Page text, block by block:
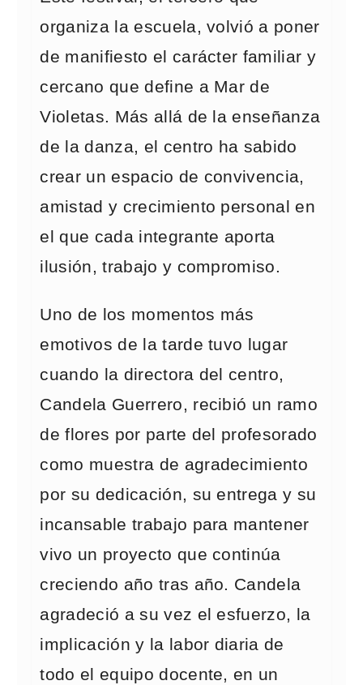
organiza la escuela, volvió a poner
de manifiesto el carácter familiar y
cercano que define a Mar de
Violetas. Más allá de la enseñanza
de la danza, el centro ha sabido
crear un espacio de convivencia,
amistad y crecimiento personal en
el que cada integrante aporta
ilusión, trabajo y compromiso.
Uno de los momentos más
emotivos de la tarde tuvo lugar
cuando la directora del centro,
Candela Guerrero, recibió un ramo
de flores por parte del profesorado
como muestra de agradecimiento
por su dedicación, su entrega y su
incansable trabajo para mantener
vivo un proyecto que continúa
creciendo año tras año. Candela
agradeció a su vez el esfuerzo, la
implicación y la labor diaria de
todo el equipo docente, en un